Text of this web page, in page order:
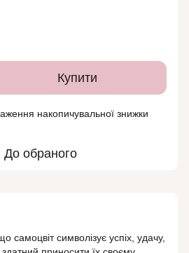
Купити
накопичувальної знижки
До обраного
самоцвіт символізує успіх, удачу,